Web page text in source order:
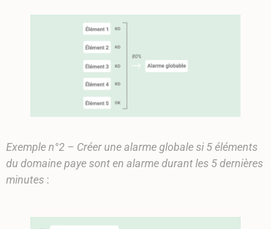
Exemple n°2 – Créer une alarme globale si 5 éléments
du domaine paye sont en alarme durant les 5 dernières
minutes :